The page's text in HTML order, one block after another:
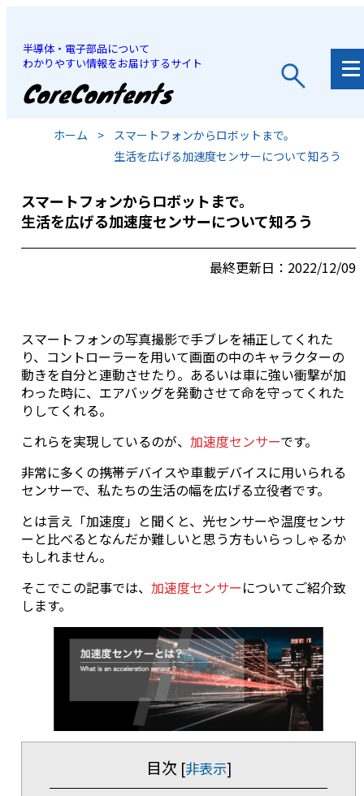
半導体・電子部品について
わかりやすい情報をお届けするサイト
JP
ホーム >
スマートフォンからロボットまで。
生活を広げる加速度センサーについて知ろう
スマートフォンからロボットまで。
生活を広げる加速度センサーについて知ろう
最終更新日：2022/12/09
スマートフォンの写真撮影で手ブレを補正してくれた
り、コントローラーを用いて画面の中のキャラクターの
動きを自分と連動させたり。あるいは車に強い衝撃が加
わった時に、エアバッグを発動させて命を守ってくれた
りしてくれる。
これらを実現しているのが、 加速度センサーです。
非常に多くの携帯デバイスや車載デバイスに用いられる
センサーで、私たちの生活の幅を広げる立役者です。
とは言え「加速度」と聞くと、光センサーや温度センサ
ーと比べるとなんだか難しいと思う方もいらっしゃるか
もしれません。
そこでこの記事では、 加速度センサーについてご紹介致
します。
目次 [非表示]